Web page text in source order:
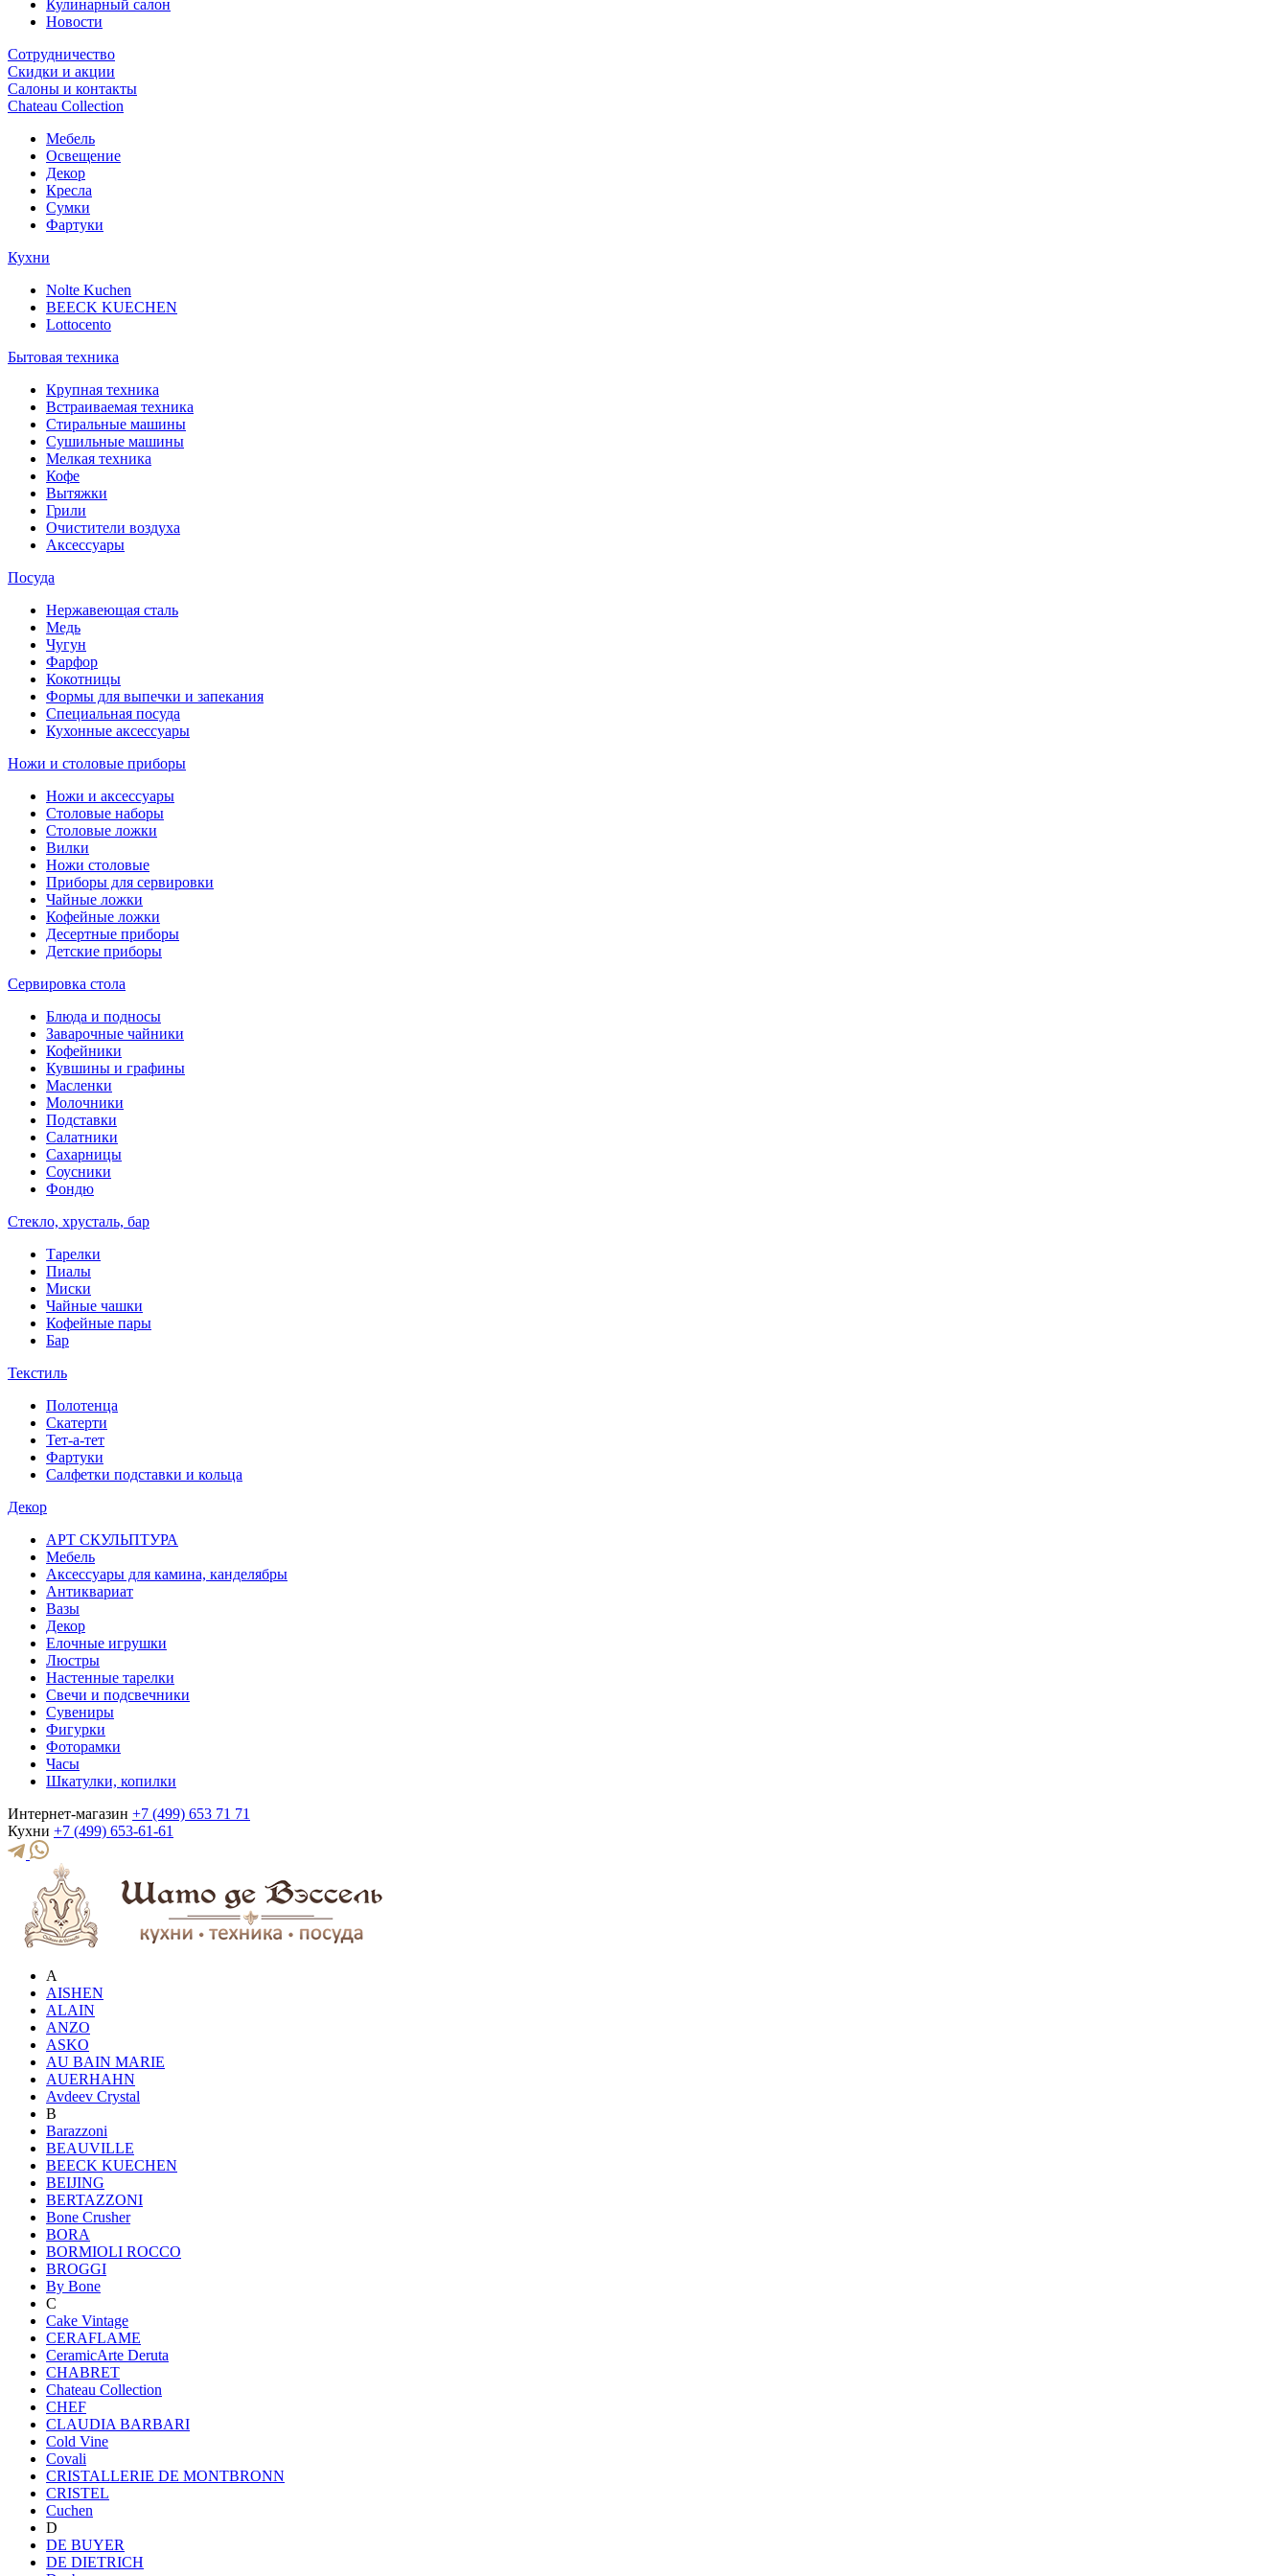
Кулинарный салон
Новости
Сотрудничество
Скидки и акции
Салоны и контакты
Chateau Collection
Мебель
Освещение
Декор
Кресла
Сумки
Фартуки
Кухни
Nolte Kuchen
BEECK KUECHEN
Lottocento
Бытовая техника
Крупная техника
Встраиваемая техника
Стиральные машины
Сушильные машины
Мелкая техника
Кофе
Вытяжки
Грили
Очистители воздуха
Аксессуары
Посуда
Нержавеющая сталь
Медь
Чугун
Фарфор
Кокотницы
Формы для выпечки и запекания
Специальная посуда
Кухонные аксессуары
Ножи и столовые приборы
Ножи и аксессуары
Столовые наборы
Столовые ложки
Вилки
Ножи столовые
Приборы для сервировки
Чайные ложки
Кофейные ложки
Десертные приборы
Детские приборы
Сервировка стола
Блюда и подносы
Заварочные чайники
Кофейники
Кувшины и графины
Масленки
Молочники
Подставки
Салатники
Сахарницы
Соусники
Фондю
Стекло, хрусталь, бар
Тарелки
Пиалы
Миски
Чайные чашки
Кофейные пары
Бар
Текстиль
Полотенца
Скатерти
Тет-а-тет
Фартуки
Салфетки подставки и кольца
Декор
АРТ СКУЛЬПТУРА
Мебель
Аксессуары для камина, канделябры
Антиквариат
Вазы
Декор
Елочные игрушки
Люстры
Настенные тарелки
Свечи и подсвечники
Сувениры
Фигурки
Фоторамки
Часы
Шкатулки, копилки
Интернет-магазин +7 (499) 653 71 71
Кухни +7 (499) 653-61-61
A
AISHEN
ALAIN
ANZO
ASKO
AU BAIN MARIE
AUERHAHN
Avdeev Crystal
B
Barazzoni
BEAUVILLE
BEECK KUECHEN
BEIJING
BERTAZZONI
Bone Crusher
BORA
BORMIOLI ROCCO
BROGGI
By Bone
C
Cake Vintage
CERAFLAME
CeramicArte Deruta
CHABRET
Chateau Collection
CHEF
CLAUDIA BARBARI
Cold Vine
Covali
CRISTALLERIE DE MONTBRONN
CRISTEL
Cuchen
D
DE BUYER
DE DIETRICH